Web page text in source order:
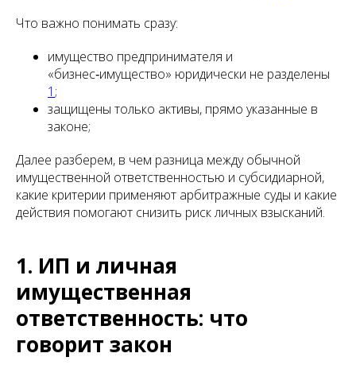
Что важно понимать сразу:
имущество предпринимателя и
«бизнес‑имущество» юридически не разделены
1;
защищены только активы, прямо указанные в
законе;
Далее разберем, в чем разница между обычной
имущественной ответственностью и субсидиарной,
какие критерии применяют арбитражные суды и какие
действия помогают снизить риск личных взысканий.
1. ИП и личная
имущественная
ответственность: что
говорит закон